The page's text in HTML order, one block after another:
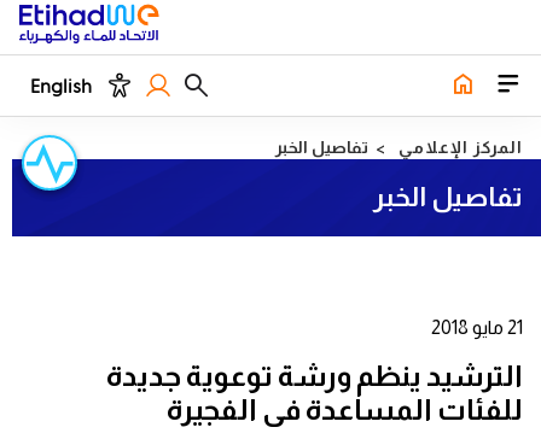
English
المركز الإعلامي تفاصيل الخبر
تفاصيل الخبر
21 مايو 2018
الترشيد ينظم ورشة توعوية جديدة
للفئات المساعدة في الفجيرة